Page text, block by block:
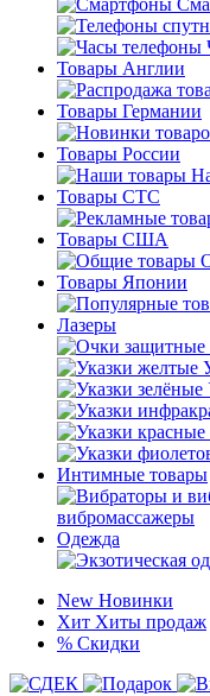
Товары Англии
Товары Германии
Товары России
Товары СТС
Товары США
Товары Японии
Лазеры
Интимные товары
вибромассажеры
Одежда
New Новинки
Хит Хиты продаж
% Скидки